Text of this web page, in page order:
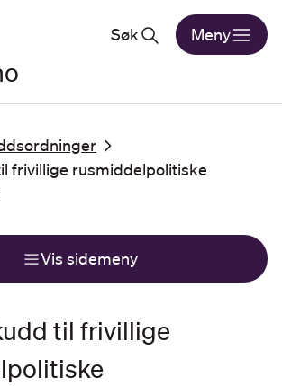
Søk Meny
frivillige rusmiddelpolitiske
Vis sidemeny
til frivillige